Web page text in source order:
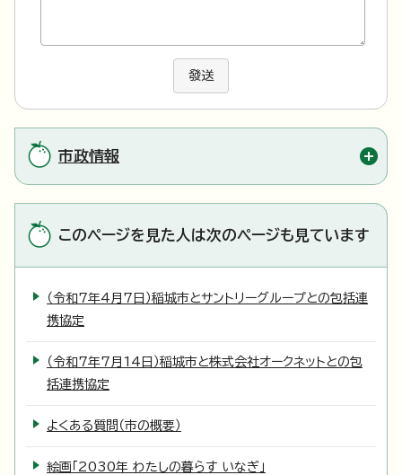
發送
市政情報
このページを見た人は次のページも見ています
（令和7年4月7日）稲城市とサントリーグループとの包括連
携協定
（令和7年7月14日）稲城市と株式会社オークネットとの包
括連携協定
よくある質問（市の概要）
絵画「2030年 わたしの暮らす いなぎ」